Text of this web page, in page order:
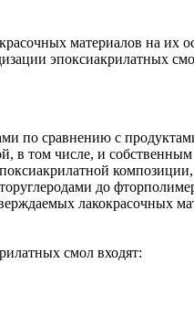
материалов на их
эпоксиакрилатных
по сравнению с
том числе, и собственным
до
лакокрасочных
смол входят: